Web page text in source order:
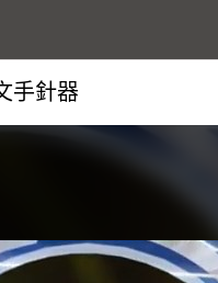
手針器